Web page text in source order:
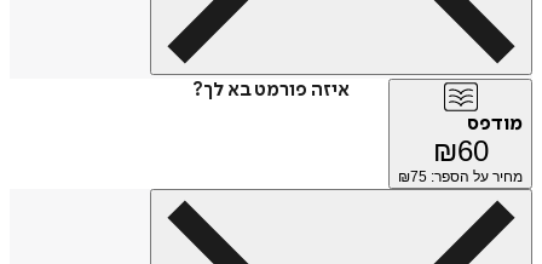
איזה פורמט בא לך?
מודפס
₪60
מחיר על הספר: ₪ 75